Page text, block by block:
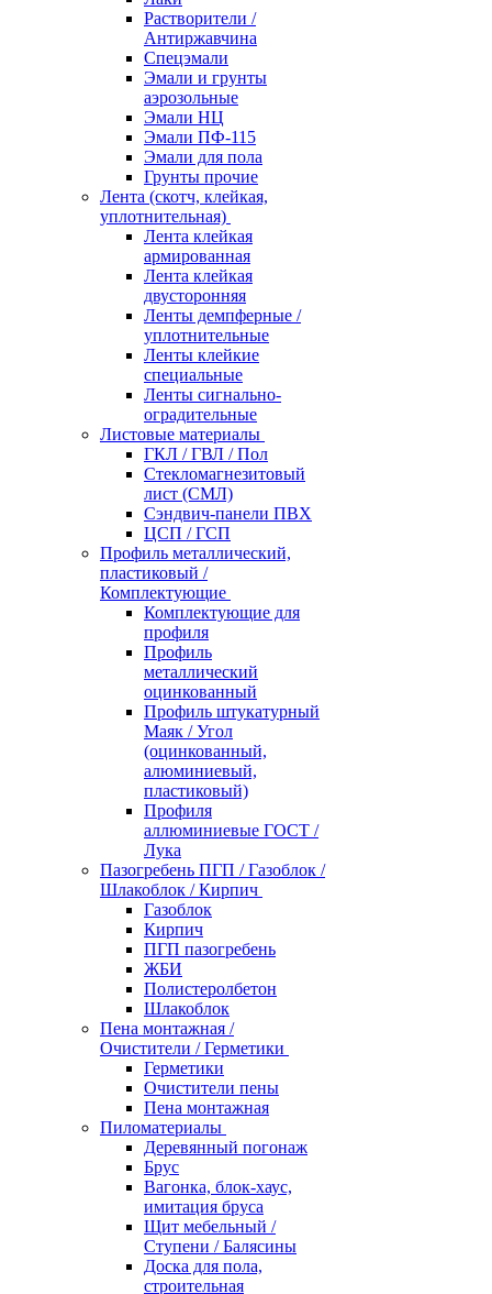
Растворители /
Антиржавчина
Спецэмали
Эмали и грунты
аэрозольные
Эмали НЦ
Эмали ПФ-115
Эмали для пола
Грунты прочие
Лента (скотч, клейкая,
уплотнительная)
Лента клейкая
армированная
Лента клейкая
двусторонняя
Ленты демпферные /
уплотнительные
Ленты клейкие
специальные
Ленты сигнально-
оградительные
Листовые материалы
ГКЛ / ГВЛ / Пол
Стекломагнезитовый
лист (СМЛ)
Сэндвич-панели ПВХ
ЦСП / ГСП
Профиль металлический,
пластиковый /
Комплектующие
Комплектующие для
профиля
Профиль
металлический
оцинкованный
Профиль штукатурный
Маяк / Угол
(оцинкованный,
алюминиевый,
пластиковый)
Профиля
аллюминиевые ГОСТ /
Лука
Пазогребень ПГП / Газоблок /
Шлакоблок / Кирпич
Газоблок
Кирпич
ПГП пазогребень
ЖБИ
Полистеролбетон
Шлакоблок
Пена монтажная /
Очистители / Герметики
Герметики
Очистители пены
Пена монтажная
Пиломатериалы
Деревянный погонаж
Брус
Вагонка, блок-хаус,
имитация бруса
Щит мебельный /
Ступени / Балясины
Доска для пола,
строительная